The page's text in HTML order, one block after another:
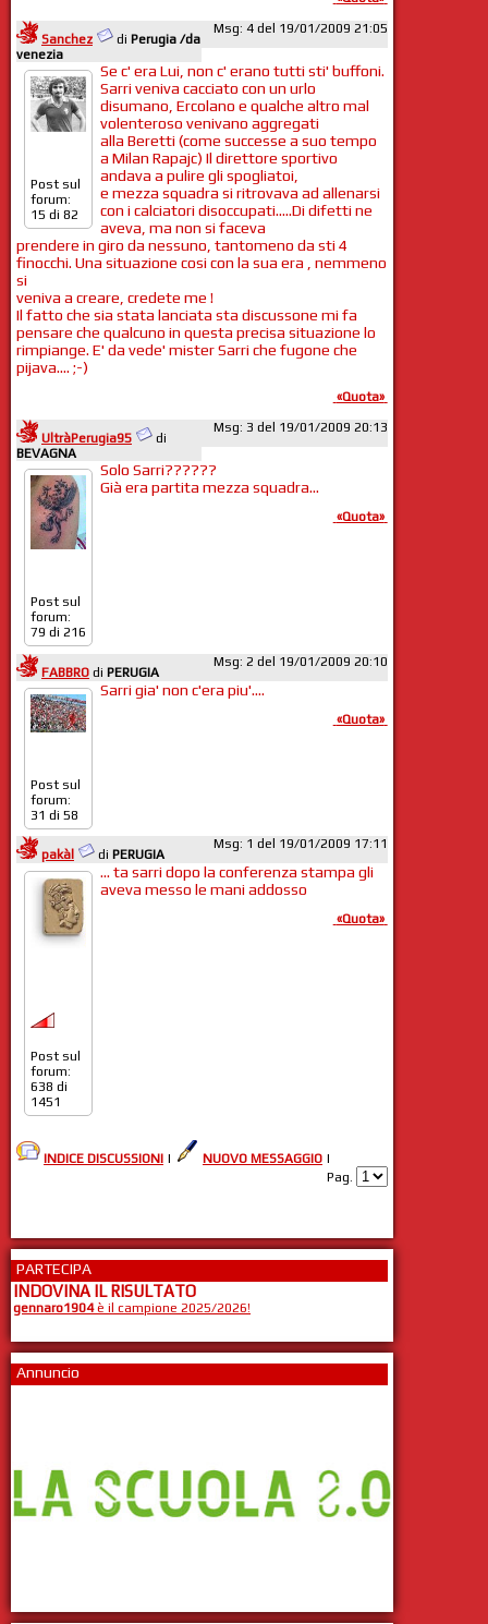
Sanchez di Perugia /da
venezia
Msg: 4 del 19/01/2009 21:05
Post sul
forum:
15 di 82
Se c' era Lui, non c' erano tutti sti' buffoni.
Sarri veniva cacciato con un urlo
disumano, Ercolano e qualche altro mal
volenteroso venivano aggregati
alla Beretti (come successe a suo tempo
a Milan Rapajc) Il direttore sportivo
andava a pulire gli spogliatoi,
e mezza squadra si ritrovava ad allenarsi
con i calciatori disoccupati.....Di difetti ne
aveva, ma non si faceva
prendere in giro da nessuno, tantomeno da sti 4
finocchi. Una situazione cosi con la sua era , nemmeno
si
veniva a creare, credete me !
Il fatto che sia stata lanciata sta discussone mi fa
pensare che qualcuno in questa precisa situazione lo
rimpiange. E' da vede' mister Sarri che fugone che
pijava.... ;-)
«Quota»
UltràPerugia95
di
BEVAGNA
Msg: 3 del 19/01/2009 20:13
Post sul
forum:
79 di 216
Solo Sarri??????
Già era partita mezza squadra...
«Quota»
FABBRO di PERUGIA
Msg: 2 del 19/01/2009 20:10
Post sul
forum:
31 di 58
Sarri gia' non c'era piu'....
«Quota»
pakàl di PERUGIA
Msg: 1 del 19/01/2009 17:11
Post sul
forum:
638 di
1451
... ta sarri dopo la conferenza stampa gli
aveva messo le mani addosso
«Quota»
INDICE DISCUSSIONI | NUOVO MESSAGGIO |
Pag.
PARTECIPA
INDOVINA IL RISULTATO
gennaro1904è il campione 2025/2026!
Annuncio